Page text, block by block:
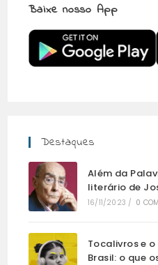
Baixe nosso App
Destaques
Além da
literário de
16/11/2023 / 0
Tocalivros e
Brasil: o que